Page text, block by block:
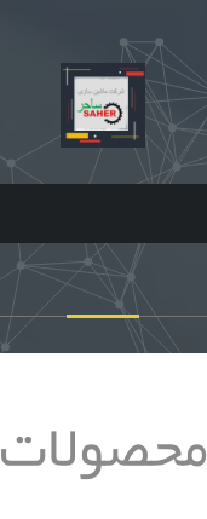
محصولات